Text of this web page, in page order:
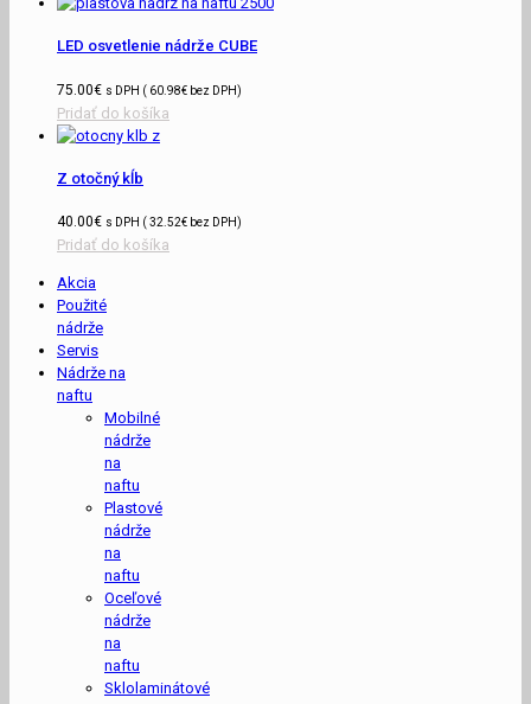
LED osvetlenie nádrže CUBE
75.00€ s DPH ( 60.98€ bez DPH)
Pridať do košíka
Z otočný kĺb
40.00€ s DPH ( 32.52€ bez DPH)
Pridať do košíka
Akcia
Použité
nádrže
Servis
Nádrže na
naftu
Mobilné
nádrže
na
naftu
Plastové
nádrže
na
naftu
Oceľové
nádrže
na
naftu
Sklolaminátové